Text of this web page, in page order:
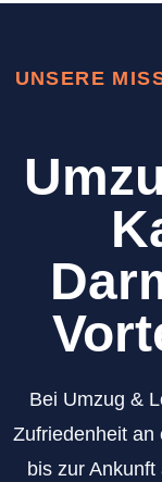
UNSERE
Bei Umzug &
Zufriedenheit an
bis zur